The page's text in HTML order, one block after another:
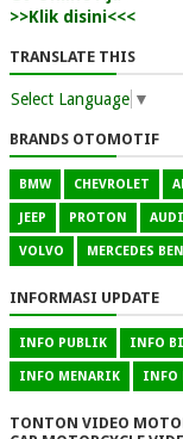
>>Klik disini<<<
TRANSLATE THIS
Select Language ▼
BRANDS OTOMOTIF
BMW CHEVROLET
JEEP PROTON AUDI
VOLVO MERCEDES
INFORMASI UPDATE
INFO PUBLIK INFO
INFO MENARIK INFO
TONTON VIDEO